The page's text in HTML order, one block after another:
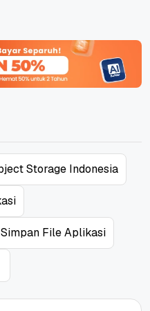
Storage Indonesia
Simpan File Aplikasi